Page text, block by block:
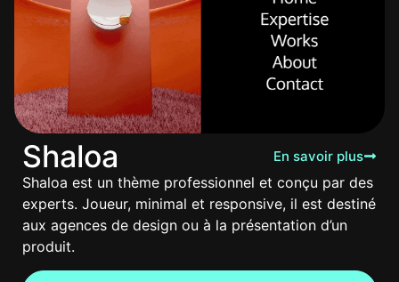
Shaloa En savoir plus
Shaloa est un thème professionnel et conçu par des
experts. Joueur, minimal et responsive, il est destiné
aux agences de design ou à la présentation d’un
produit.